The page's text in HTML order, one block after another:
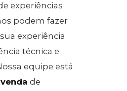
experiências
podem fazer
experiência
técnica e
equipe está
venda de